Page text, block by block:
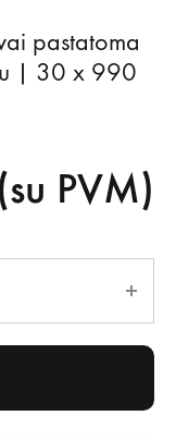
pastatoma
| 30 x 990
PVM)